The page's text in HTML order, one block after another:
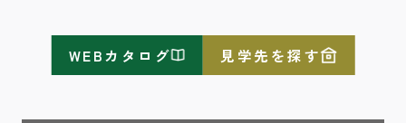
WEBカタログ 見学先を探す